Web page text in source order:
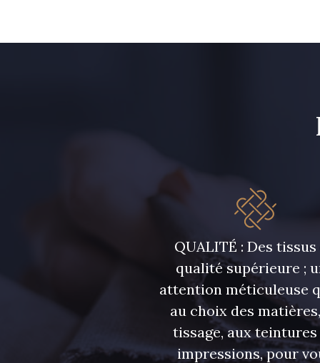
QUALITÉ : Des tissus
qualité supérieure ;
attention méticuleuse
au choix des
tissage, aux teintures
impressions, pour